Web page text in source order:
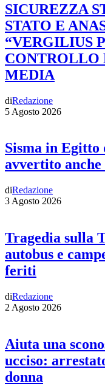
SICUREZZA
STATO E
“VERGILIUS
MEDIA
diRedazione
5 Agosto 2026
Sisma in Egitto
avvertito
diRedazione
3 Agosto 2026
Tragedia sulla
autobus e
feriti
diRedazione
2 Agosto 2026
Aiuta una
ucciso:
donna